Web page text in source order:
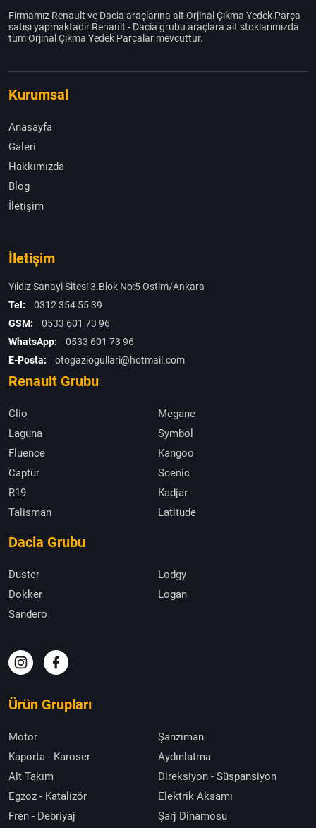
Firmamız Renault ve Dacia araçlarına ait Orjinal Çıkma Yedek Parça
satışı yapmaktadır.Renault - Dacia grubu araçlara ait stoklarımızda
tüm Orjinal Çıkma Yedek Parçalar mevcuttur.
Kurumsal
Anasayfa
Galeri
Hakkımızda
Blog
İletişim
İletişim
Yıldız Sanayi Sitesi 3.Blok No:5 Ostim/Ankara
Tel:
0312 354 55 39
GSM:
0533 601 73 96
WhatsApp:
0533 601 73 96
E-Posta:
otogaziogullari@hotmail.com
Renault Grubu
Clio
Megane
Laguna
Symbol
Fluence
Kangoo
Captur
Scenic
R19
Kadjar
Talisman
Latitude
Dacia Grubu
Duster
Lodgy
Dokker
Logan
Sandero
Ürün Grupları
Motor
Şanzıman
Kaporta - Karoser
Aydınlatma
Alt Takım
Direksiyon - Süspansiyon
Egzoz - Katalizör
Elektrik Aksamı
Fren - Debriyaj
Şarj Dinamosu